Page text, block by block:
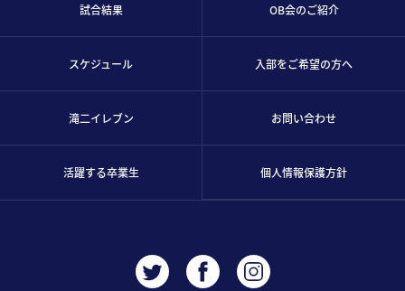
試合結果
スケジュール
滝二イレブン
活躍する卒業生
OB会のご紹介
入部をご希望の方へ
お問い合わせ
個人情報保護方針